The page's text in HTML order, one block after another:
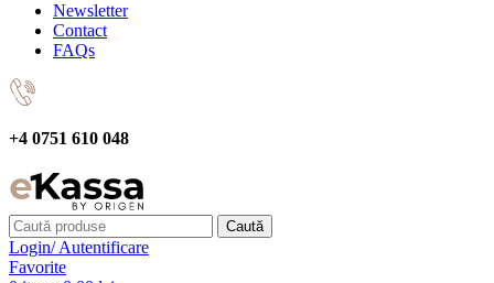
Newsletter
Contact
FAQs
+4 0751 610 048
Caută
Login/ Autentificare
Favorite